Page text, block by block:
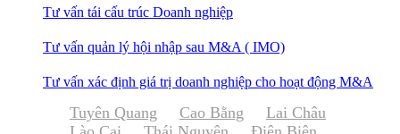
Tư vấn tái cấu trúc Doanh nghiệp
Tư vấn quản lý hội nhập sau M&A ( IMO)
Tư vấn xác định giá trị doanh nghiệp cho hoạt động M&A
Tuyên Quang Cao Bằng
Lai Châu